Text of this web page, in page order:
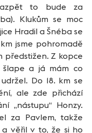
to bude za
Klukům se moc
Hradil a Šnéba se
jsme pohromadě
předstižen. Z kopce
a já mám co
Do 18. km se
ale zde přichází
„nástupu“ Honzy.
za Pavlem, takže
věřil v to, že si ho